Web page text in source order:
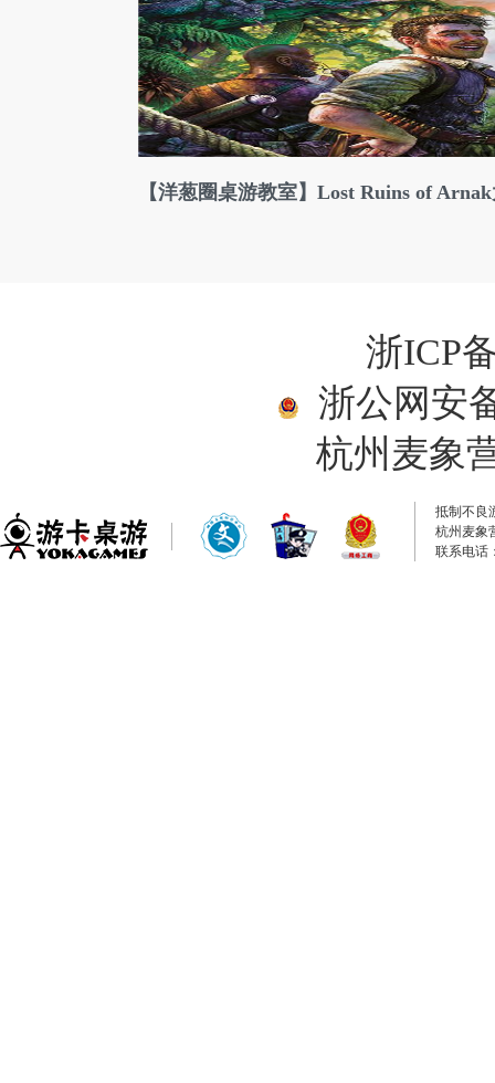
【洋葱圈桌游教室】Lost Ruins of
浙ICP
浙公网安
杭州麦象
抵制不良
杭州麦象
联系电话